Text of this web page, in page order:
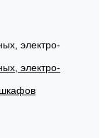
электро-
электро-